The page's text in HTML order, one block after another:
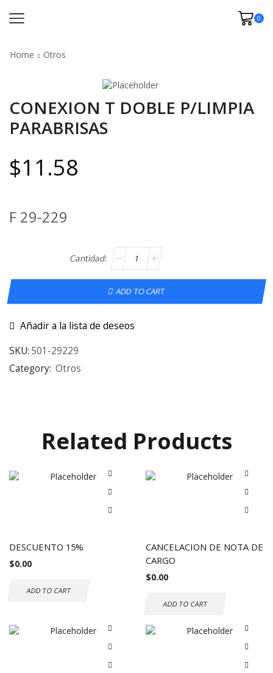
0
Home Otros
CONEXION T DOBLE P/LIMPIA
PARABRISAS
$11.58
F 29-229
ADD TO CART
Añadir a la lista de deseos
SKU: 501-29229
Category: Otros
Related Products
DESCUENTO 15%
$0.00
ADD TO CART
CANCELACION DE NOTA DE
CARGO
$0.00
ADD TO CART